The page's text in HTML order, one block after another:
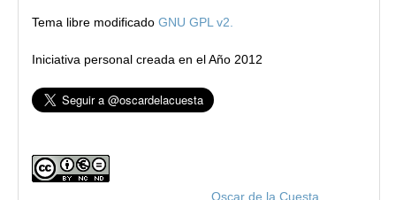
Tema libre modificado GNU GPL v2.
Iniciativa personal creada en el Año 2012
Oscar de la Cuesta